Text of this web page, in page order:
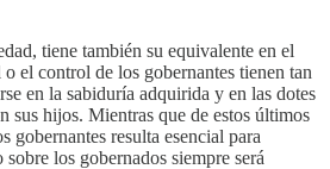
tiene también su equivalente en el
el control de los gobernantes tienen tan
en la sabiduría adquirida y en las dotes
sus hijos. Mientras que de estos últimos
resulta esencial para
los gobernados siempre será